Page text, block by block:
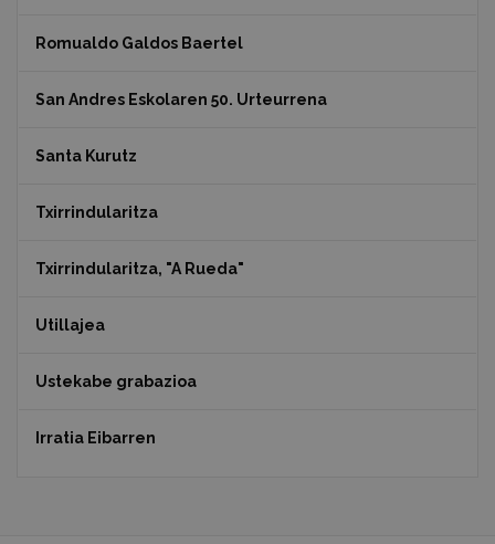
Romualdo Galdos Baertel
San Andres Eskolaren 50. Urteurrena
Santa Kurutz
Txirrindularitza
Txirrindularitza, "A Rueda"
Utillajea
Ustekabe grabazioa
Irratia Eibarren